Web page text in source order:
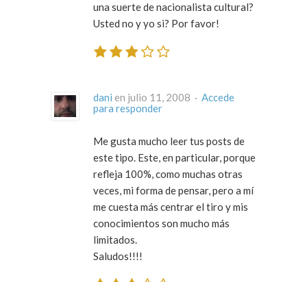
una suerte de nacionalista cultural?
Usted no y yo si? Por favor!
dani en julio 11, 2008 · Accede
para responder
Me gusta mucho leer tus posts de
este tipo. Este, en particular, porque
refleja 100%, como muchas otras
veces, mi forma de pensar, pero a mí
me cuesta más centrar el tiro y mis
conocimientos son mucho más
limitados.
Saludos!!!!